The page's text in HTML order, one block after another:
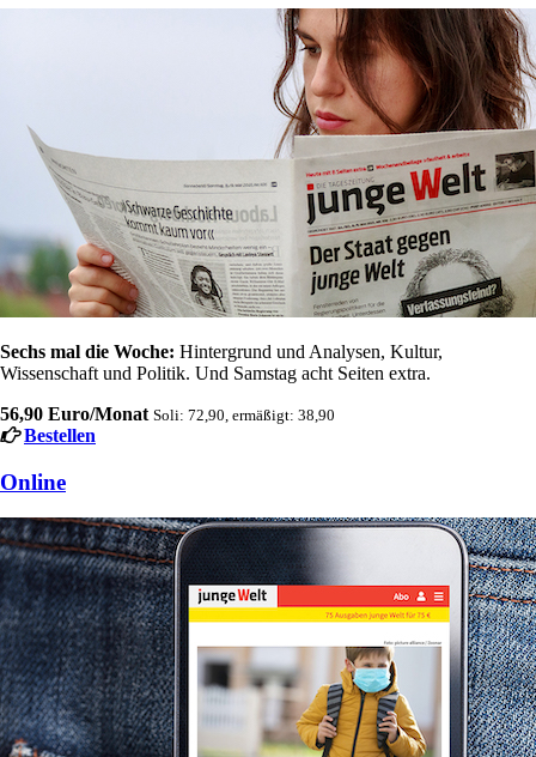
Sechs mal die Woche: Hintergrund und Analysen, Kultur,
Wissenschaft und Politik. Und Samstag acht Seiten extra.
56,90 Euro/Monat Soli: 72,90, ermäßigt: 38,90
Bestellen
Online